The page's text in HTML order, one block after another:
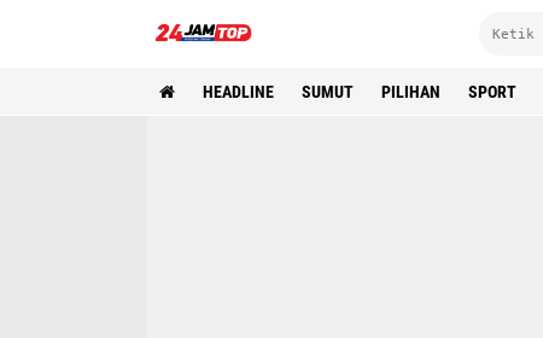
HEADLINE SUMUT PILIHAN SPORT